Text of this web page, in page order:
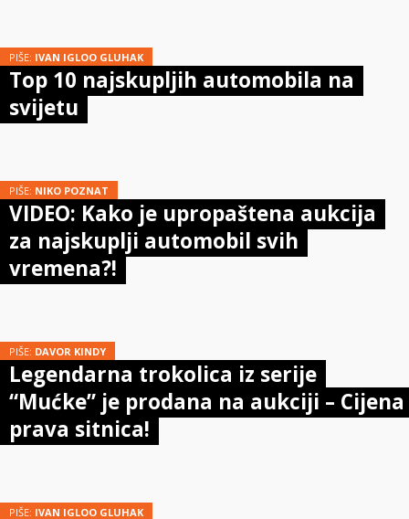
PIŠE: IVAN IGLOO GLUHAK
Top 10 najskupljih automobila na
svijetu
PIŠE: NIKO POZNAT
VIDEO: Kako je upropaštena aukcija
za najskuplji automobil svih
vremena?!
PIŠE: DAVOR KINDY
Legendarna trokolica iz serije
“Mućke” je prodana na aukciji – Cijena
prava sitnica!
PIŠE: IVAN IGLOO GLUHAK